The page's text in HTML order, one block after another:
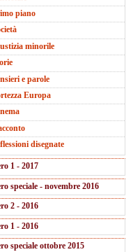
piano
minorile
e parole
Europa
disegnate
1 - 2017
speciale - novembre 2016
2 - 2016
1 - 2016
speciale ottobre 2015